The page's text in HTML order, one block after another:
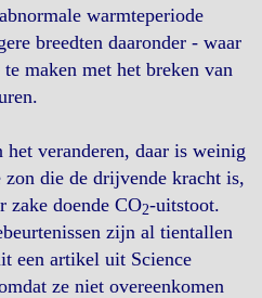
warmteperiode
breedten daaronder - waar
maken met het breken van
veranderen, daar is weinig
die de drijvende kracht is,
zake doende CO2-uitstoot.
zijn al tientallen
een artikel uit Science
ze niet overeenkomen